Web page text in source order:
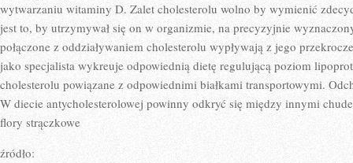
wytwarzaniu witaminy D. Zalet cholesterolu wolno by wymienić
jest to, by utrzymywał się on w organizmie, na precyzyjnie
połączone z oddziaływaniem cholesterolu wypływają z jego
jako specjalista wykreuje odpowiednią dietę regulującą poziom
cholesterolu powiązane z odpowiednimi białkami transportowymi.
W diecie antycholesterolowej powinny odkryć się między innymi
flory strączkowe
źródło: